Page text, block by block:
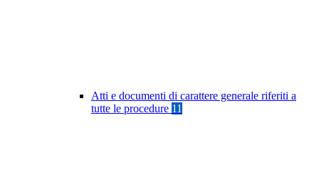
Atti e documenti di carattere generale riferiti a
tutte le procedure 11